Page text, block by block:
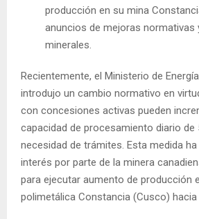
producción en su mina
anuncios de mejoras normativas
minerales.
Recientemente, el Ministerio de
introdujo un cambio normativo en
con concesiones activas pueden
capacidad de procesamiento diario de
necesidad de trámites. Esta medida
interés por parte de la minera
para ejecutar aumento de producción
polimetálica Constancia (Cusco)